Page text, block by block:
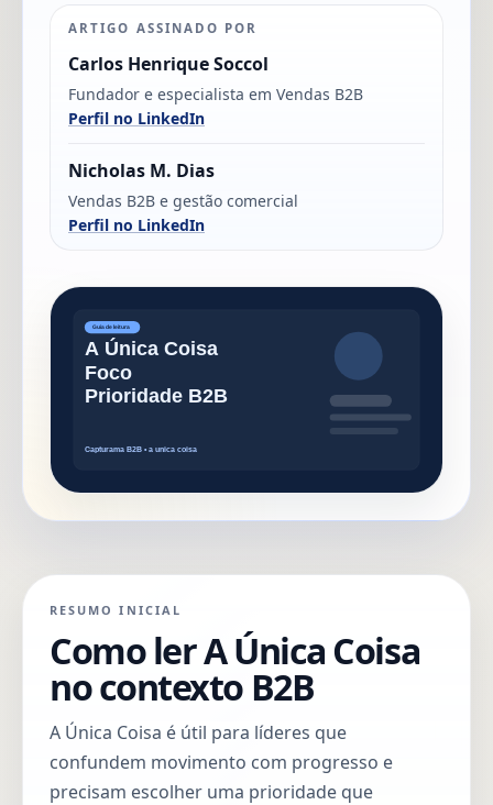
ARTIGO ASSINADO POR
Carlos Henrique Soccol
Fundador e especialista em Vendas B2B
Perfil no LinkedIn
Nicholas M. Dias
Vendas B2B e gestão comercial
Perfil no LinkedIn
RESUMO INICIAL
Como ler A Única Coisa
no contexto B2B
A Única Coisa é útil para líderes que
confundem movimento com progresso e
precisam escolher uma prioridade que